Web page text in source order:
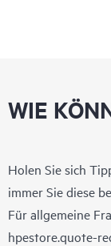
WIE
Holen Sie sich
immer Sie diese
Für allgemeine
hpestore.quote-